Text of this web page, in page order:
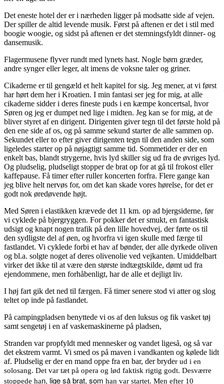
Det eneste hotel der er i nærheden ligger på modsatte side af vejen.
Der spiller de altid levende musik. Først på aftenen er det i stil med
boogie woogie, og sidst på aftenen er det stemningsfyldt dinner- og
dansemusik.
Flagermusene flyver rundt med lynets hast. Nogle børn græder,
andre synger eller leger, alt imens de voksne taler og griner.
Cikaderne er til gengæld et helt kapitel for sig. Jeg mener, at vi først
har hørt dem her i Kroatien. I min fantasi ser jeg for mig, at alle
cikaderne sidder i deres fineste puds i en kæmpe koncertsal, hvor
Søren og jeg er dumpet ned lige i midten. Jeg kan se for mig, at de
bliver styret af en dirigent. Dirigenten giver tegn til det første hold på
den ene side af os, og på samme sekund starter de alle sammen op.
Sekundet eller to efter giver dirigenten tegn til den anden side, som
ligeledes starter op på nøjagtigt samme tid. Sommetider er der en
enkelt bas, blandt strygerne, hvis lyd skiller sig ud fra de øvriges lyd.
Og pludselig, pludseligt stopper de brat op for at gå til frokost eller
kaffepause. Få timer efter ruller koncerten forfra. Flere gange kan
jeg blive helt nervøs for, om det kan skade vores hørelse, for det er
godt nok øredøvende højt.
Med Søren i elastikken krævede det 11 km. op ad bjergsiderne, før
vi cyklede på bjergryggen. For pokker det er smukt, en fantastisk
udsigt og knapt nogen trafik på den lille hovedvej, der førte os til
den sydligste del af øen, og hvorfra vi igen skulle med færge til
fastlandet. Vi cyklede forbi et hav af bønder, der alle dyrkede oliven
og bl.a. solgte noget af deres olivenolie ved vejkanten. Umiddelbart
virker det ikke til at være den største indtægtskilde, dømt ud fra
ejendommene, men forhåbenligt, har de alle et dejligt liv.
I høj fart gik det ned til færgen. Få timer senere stod vi atter og slog
teltet op inde på fastlandet.
På campingpladsen benyttede vi os af den luksus og fik vasket tøj
samt sengetøj i en af vaskemaskinerne på pladsen,
Stranden var propfyldt med mennesker og vandet ligeså, og så var
det ekstrem varmt. Vi smed os på maven i vandkanten og kølede lidt
af. Pludselig er der en mand oppe fra en bar, der bryder ud i en
solosang. Det var tæt på opera og lød faktisk rigtig godt. Desværre
stoppede han, lige så brat, som han var startet. Men efter 10